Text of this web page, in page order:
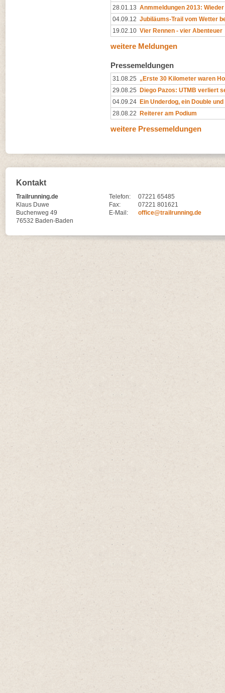
28.01.13 Anmmeldungen 2013:
04.09.12 Jubiläums-Trail vom Wetter
19.02.10 Vier Rennen - vier Abenteuer
weitere Meldungen
Pressemeldungen
31.08.25 „Erste 30 Kilometer waren
29.08.25 Diego Pazos: UTMB verliert
04.09.24 Ein Underdog, ein Double und
28.08.22 Reiterer am Podium
weitere Pressemeldungen
Kontakt
Trailrunning.de
Klaus Duwe
Buchenweg 49
76532 Baden-Baden
Telefon:
07221 65485
Fax:
07221 801621
E-Mail:
office@trailrunning.de